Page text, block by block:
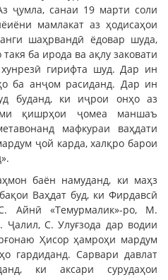
ҷумла, санаи 19 марти соли
мамлакат аз ҳодисаҳои
шаҳрвандӣ ёдовар шуда,
ба ирода ва ақлу заковати
гирифта шуд. Дар ин
ба анҷом расиданд. Дар ин
буданд, ки иҷрои онҳо аз
қишрҳои ҷомеа маншаъ
мафкураи ваҳдати
ҷой карда, халқро барои
баён намуданд, ки маҳз
Ваҳдат буд, ки Фирдавсӣ
Айнӣ «Темурмалик»-ро, М.
С. Улуғзода дар водии
Ҳисор ҳамроҳи мардум
гардиданд. Сарвари давлат
ки аксари сурудаҳои